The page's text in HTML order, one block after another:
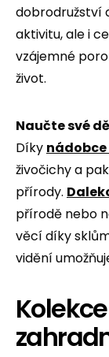
dobrodružství
aktivitu, ale i
vzájemné
život.
Naučte své
Díky nádobce
živočichy a
přírody.
přírodě nebo
věcí díky
vidění